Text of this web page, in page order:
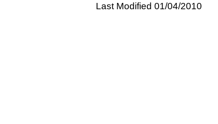
Last Modified 01/04/2010